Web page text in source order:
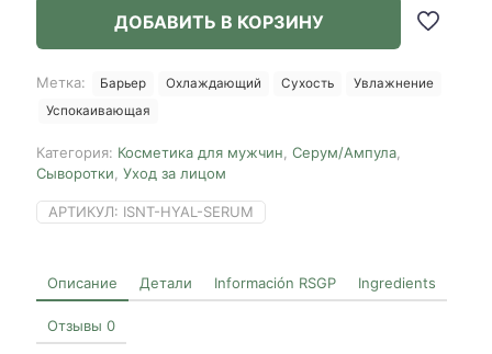
Описание Детали Información RSGP Ingredients
Отзывы 0
ДОБАВИТЬ В КОРЗИНУ
Метка: Барьер Охлаждающий Сухость
Увлажнение
Успокаивающая
Категория: Косметика для мужчин Серум/Ампула
Сыворотки Уход за лицом
АРТИКУЛ: ISNT-HYAL-SERUM